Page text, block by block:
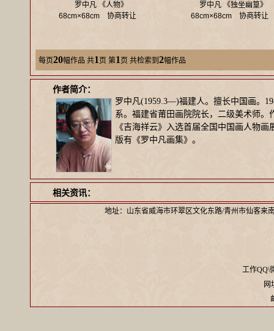
罗中凡 《人物》
68cm×68cm 协商转让
罗中凡 《独坐幽篁》
68cm×68cm协商转
每页20幅作品 共1 页 第1 页 共检索到 2幅作品
作者简介：
罗中凡(1959.3—)福建人。擅长中国画。
系。福建省莆田画院院长，二级美术师
《吉海祥云》入选首届全国中国画人物
版有《罗中凡画集》。
相关资讯：
地址：山东省威海市环翠区文化东路/青州市仙客来
工作QQ\
网